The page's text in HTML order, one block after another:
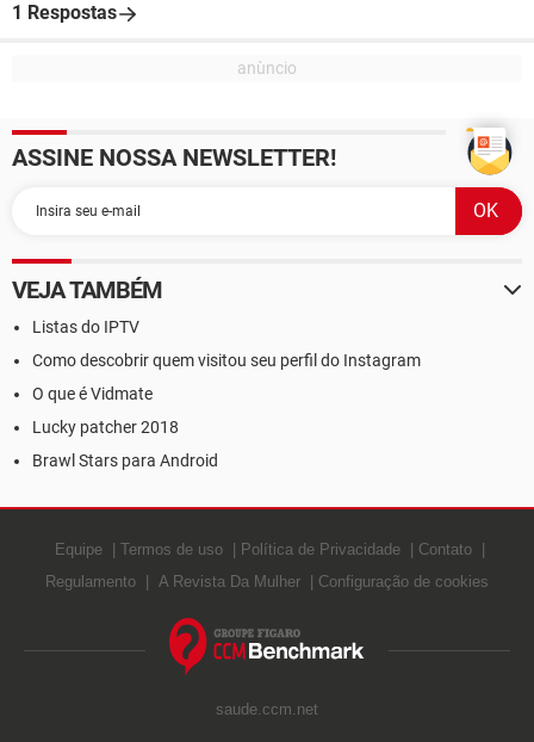
1 Respostas
ASSINE NOSSA NEWSLETTER!
VEJA TAMBÉM
Listas do IPTV
Como descobrir quem visitou seu perfil do Instagram
O que é Vidmate
Lucky patcher 2018
Brawl Stars para Android
Equipe Termos de uso Política de Privacidade
Contato
Regulamento
A Revista Da Mulher Configuração de cookies
saude.ccm.net